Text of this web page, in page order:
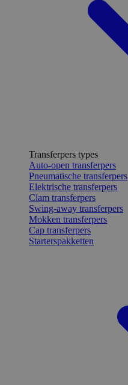
Transferpers types
Auto-open transferpers
Pneumatische transferpers
Elektrische transferpers
Clam transferpers
Swing-away transferpers
Mokken transferpers
Cap transferpers
Starterspakketten